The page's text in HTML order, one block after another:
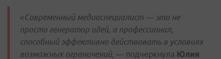
«Современный медиаспециалист — это не
просто генератор идей, а профессионал,
способный эффективно действовать в условиях
возможных ограничений, — подчеркнула Юлия